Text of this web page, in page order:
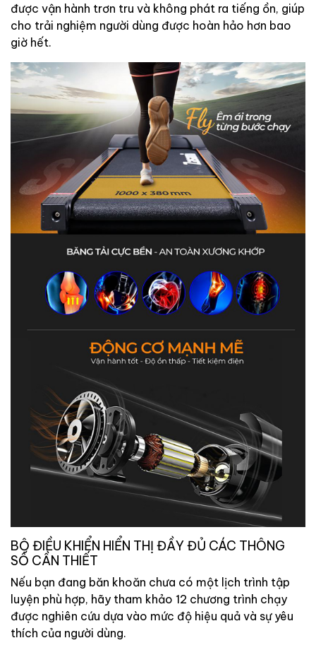
được vận hành trơn tru và không phát ra tiếng ồn, giúp
cho trải nghiệm người dùng được hoàn hảo hơn bao
giờ hết.
BỘ ĐIỀU KHIỂN HIỂN THỊ ĐẦY ĐỦ CÁC THÔNG
SỐ CẦN THIẾT
Nếu bạn đang băn khoăn chưa có một lịch trình tập
luyện phù hợp, hãy tham khảo 12 chương trình chạy
được nghiên cứu dựa vào mức độ hiệu quả và sự yêu
thích của người dùng.